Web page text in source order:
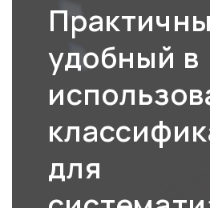
удобный в
для